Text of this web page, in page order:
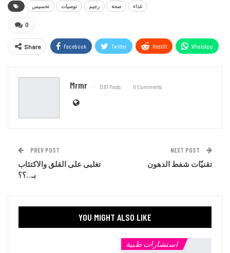
تخسيس توصيات رجيم صحة غذاء
0
Share Facebook Twitter ReddIt WhatsApp
Mrmr 1381 Posts 0 Comments
PREV POST
تغلبى على القلق والاكتئاب
بـ…؟؟
NEXT POST
تقنيّات شفط الدهون
YOU MIGHT ALSO LIKE
استشارات طبية